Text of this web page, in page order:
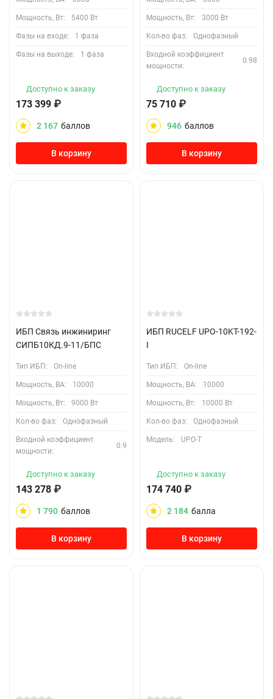
Мощность, Вт: 5400 Вт
Фазы на входе: 1 фаза
Фазы на выходе: 1 фаза
Доступно к заказу
173 399 ₽
2 167 баллов
В корзину
Мощность, Вт: 3000 Вт
Кол-во фаз: Однофазный
Входной коэффициент
мощности:
0.98
Доступно к заказу
75 710 ₽
946 баллов
В корзину
ИБП Связь инжиниринг
СИПБ10КД.9-11/БПС
Тип ИБП: On-line
Мощность, ВА: 10000
Мощность, Вт: 9000 Вт
Кол-во фаз: Однофазный
Входной коэффициент
мощности:
0.9
Доступно к заказу
143 278 ₽
1 790 баллов
В корзину
ИБП RUCELF UPO-10KT-192-
I
Тип ИБП: On-line
Мощность, ВА: 10000
Мощность, Вт: 10000 Вт
Кол-во фаз: Однофазный
Модель: UPO-T
Доступно к заказу
174 740 ₽
2 184 балла
В корзину